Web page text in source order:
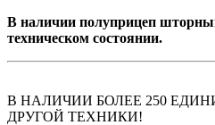
В наличии полуприцеп
техническом состоянии.
В НАЛИЧИИ БОЛЕЕ 250
ДРУГОЙ ТЕХНИКИ!